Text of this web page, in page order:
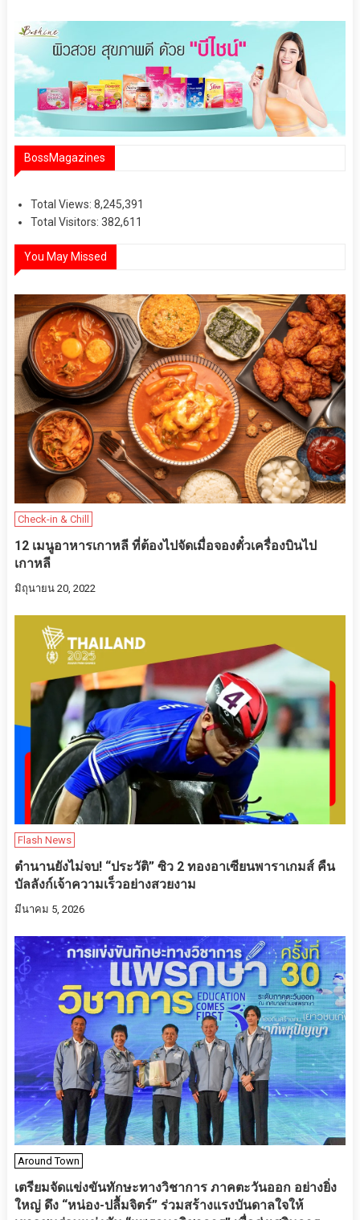
BossMagazines
Total Views: 8,245,391
Total Visitors: 382,611
You May Missed
Check-in & Chill
12 เมนูอาหารเกาหลี ที่ต้องไปจัดเมื่อจองตั๋วเครื่องบินไป
เกาหลี
มิถุนายน 20, 2022
Flash News
ตำนานยังไม่จบ! “ประวัติ” ซิว 2 ทองอาเซียนพาราเกมส์ คืน
บัลลังก์เจ้าความเร็วอย่างสวยงาม
มีนาคม 5, 2026
Around Town
เตรียมจัดแข่งขันทักษะทางวิชาการ ภาคตะวันออก อย่างยิ่ง
ใหญ่ ดึง “หน่อง-ปลื้มจิตร์” ร่วมสร้างแรงบันดาลใจให้